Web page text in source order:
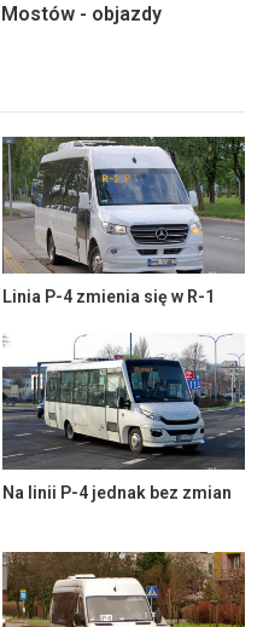
- objazdy
Linia P-4 zmienia się w R-1
Na linii P-4 jednak bez zmian